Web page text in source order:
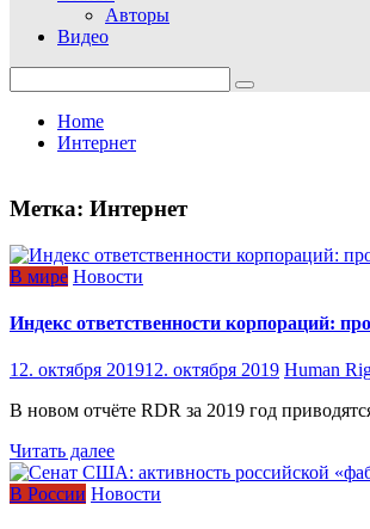
Авторы
Видео
for:
Home
Интернет
Метка: Интернет
В мире Новости
Индекс ответственности корпораций:
12. октября 201912. октября 2019 Human
В новом отчёте RDR за 2019 год
Читать далее
В России Новости